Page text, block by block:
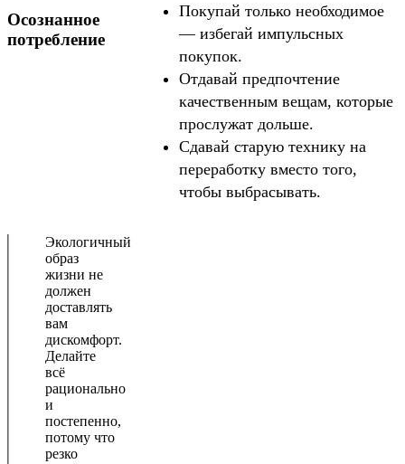
Осознанное
потребление
Покупай только необходимое
— избегай импульсных
покупок.
Отдавай предпочтение
качественным вещам, которые
прослужат дольше.
Сдавай старую технику на
переработку вместо того,
чтобы выбрасывать.
Экологичный
образ
жизни не
должен
доставлять
вам
дискомфорт.
Делайте
всё
рационально
и
постепенно,
потому что
резко